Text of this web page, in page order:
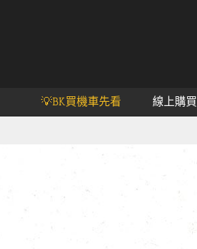
💡BK買機車先看 線上購買